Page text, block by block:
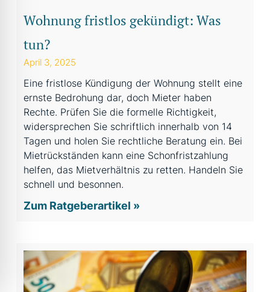
Wohnung fristlos gekündigt: Was
tun?
April 3, 2025
Eine fristlose Kündigung der Wohnung stellt eine
ernste Bedrohung dar, doch Mieter haben
Rechte. Prüfen Sie die formelle Richtigkeit,
widersprechen Sie schriftlich innerhalb von 14
Tagen und holen Sie rechtliche Beratung ein. Bei
Mietrückständen kann eine Schonfristzahlung
helfen, das Mietverhältnis zu retten. Handeln Sie
schnell und besonnen.
Zum Ratgeberartikel »